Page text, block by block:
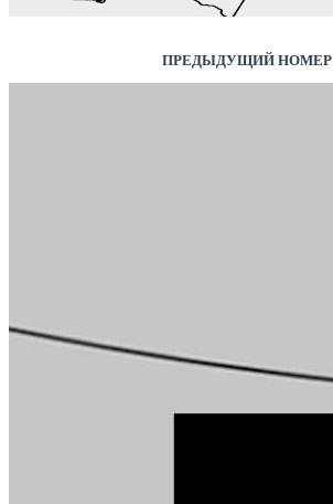
ПРЕДЫДУЩИЙ НОМЕР